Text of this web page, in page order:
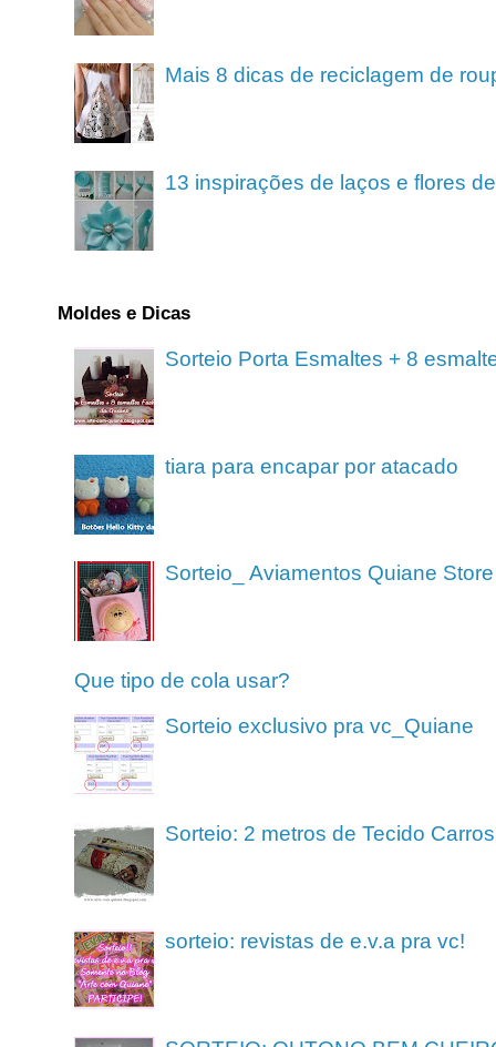
Mais 8 dicas de reciclagem de
13 inspirações de laços e flores
Moldes e Dicas
Sorteio Porta Esmaltes + 8
tiara para encapar por atacado
Sorteio_ Aviamentos Quiane Store
Que tipo de cola usar?
Sorteio exclusivo pra vc_Quiane
Sorteio: 2 metros de Tecido Carros
sorteio: revistas de e.v.a pra vc!